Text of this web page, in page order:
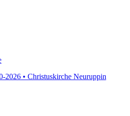
2026 • Christuskirche Neuruppin